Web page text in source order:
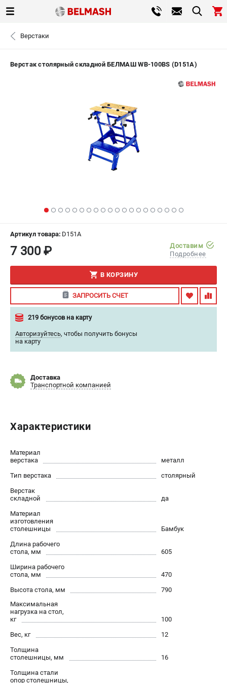
СЕРВИС
МАГАЗИНЫ
ИЗБРАННОЕ ( 0 )
СРАВНЕНИЕ 0 )
ВХОД ИЛИ РЕГИСТРАЦИЯ
ЗАКАЗАТЬ ЗАПЧАСТЬ
0 ₽
ПОДДЕРЖКА
Гарантия
Правила обмена и возврата
Юридическим лицам
О компании
Политика обработки персональных данных
Новости
Бонусная программа
Пользовательское соглашение
СТАНОЧНОЕ ОБОРУДОВАНИЕ
Комбинированные станки
Ленточнопильные станки
Рейсмусы
Сверлильные станки
Фуговальные станки
Циркулярные станки
Шлифовальные станки
ДОПОЛНИТЕЛЬНОЕ ОБОРУДОВАНИЕ
Патроны и переходники
Верстаки
Верстак столярный складной БЕЛМАШ WB-100BS (D151A)
Артикул товара: D151A
7 300 ₽
Доставим
Подробнее
В КОРЗИНУ
ЗАПРОСИТЬ СЧЕТ
219 бонусов на карту
Авторизуйтесь, чтобы получить бонусы
на карту
Доставка
Транспортной компанией
Характеристики
Материал
верстака
металл
Тип верстака
столярный
Верстак
складной
да
Материал
изготовления
столешницы
Бамбук
Длина рабочего
стола, мм
605
Ширина рабочего
стола, мм
470
Высота стола, мм
790
Максимальная
нагрузка на стол,
кг
100
Вес, кг
12
Толщина
столешницы, мм
16
Толщина стали
опор столешницы,